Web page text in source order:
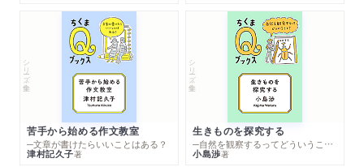
シリーズ・全集
苦手から始める作文教室
─文章が書けたらいいことはある？
津村記久子著
シリーズ・全集
生きものを探究する
─自然を観察するってどういうこと？
小島渉著